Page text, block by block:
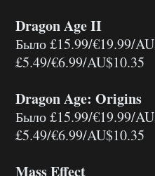
Dragon Age II
Было £15.99/€19.99/
£5.49/€6.99/AU$10.35
Dragon Age: Origins
Было £15.99/€19.99/
£5.49/€6.99/AU$10.35
Mass Effect